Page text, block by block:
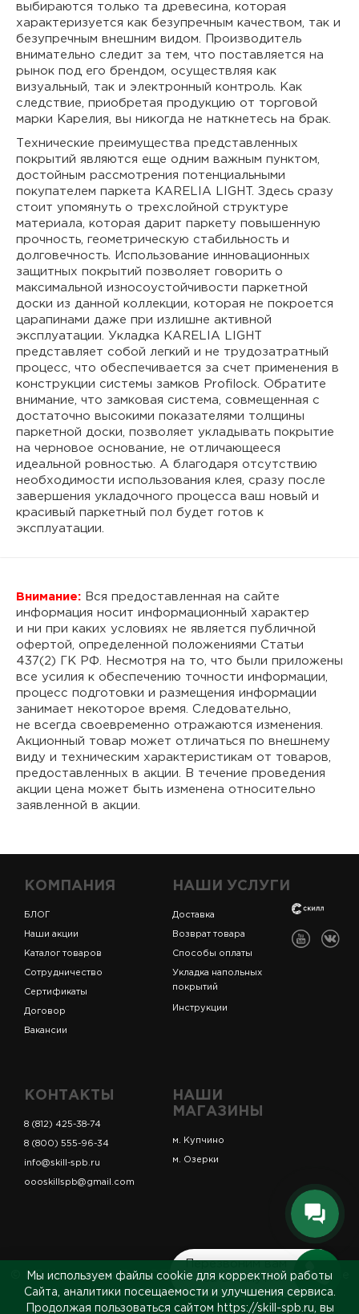
Перезвоним вам
за 5 минут
выбираются только та древесина, которая
характеризуется как безупречным качеством, так и
безупречным внешним видом. Производитель
внимательно следит за тем, что поставляется на
рынок под его брендом, осуществляя как
визуальный, так и электронный контроль. Как
следствие, приобретая продукцию от торговой
марки Карелия, вы никогда не наткнетесь на брак.
Технические преимущества представленных
покрытий являются еще одним важным пунктом,
достойным рассмотрения потенциальными
покупателем паркета KARELIA LIGHT. Здесь сразу
стоит упомянуть о трехслойной структуре
материала, которая дарит паркету повышенную
прочность, геометрическую стабильность и
долговечность. Использование инновационных
защитных покрытий позволяет говорить о
максимальной износоустойчивости паркетной
доски из данной коллекции, которая не покроется
царапинами даже при излишне активной
эксплуатации. Укладка KARELIA LIGHT
представляет собой легкий и не трудозатратный
процесс, что обеспечивается за счет применения в
конструкции системы замков Profilock. Обратите
внимание, что замковая система, совмещенная с
достаточно высокими показателями толщины
паркетной доски, позволяет укладывать покрытие
на черновое основание, не отличающееся
идеальной ровностью. А благодаря отсутствию
необходимости использования клея, сразу после
завершения укладочного процесса ваш новый и
красивый паркетный пол будет готов к
эксплуатации.
Внимание: Вся предоставленная на сайте
информация носит информационный характер
и ни при каких условиях не является публичной
офертой, определенной положениями Статьи
437(2) ГК РФ. Несмотря на то, что были приложены
все усилия к обеспечению точности информации,
процесс подготовки и размещения информации
занимает некоторое время. Следовательно,
не всегда своевременно отражаются изменения.
Акционный товар может отличаться по внешнему
виду и техническим характеристикам от товаров,
предоставленных в акции. В течение проведения
акции цена может быть изменена относительно
заявленной в акции.
КОМПАНИЯ
БЛОГ
Наши акции
Каталог товаров
Сотрудничество
Сертификаты
Договор
Вакансии
НАШИ УСЛУГИ
Доставка
Возврат товара
Способы оплаты
Укладка напольных
покрытий
Инструкции
КОНТАКТЫ
8 (812) 425-38-74
8 (800) 555-96-34
info@skill-spb.ru
oooskillspb@gmail.com
НАШИ
МАГАЗИНЫ
м. Купчино
м. Озерки
© ИП Коновалов Д.А., ОГРНИП 325784700361023. Все
права защищены.
Мы используем файлы cookie для корректной работы
Сайта, аналитики посещаемости и улучшения сервиса.
Продолжая пользоваться сайтом https://skill-spb.ru, вы